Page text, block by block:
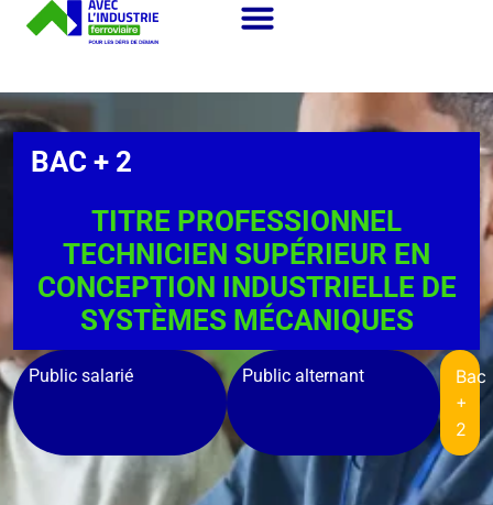
BAC + 2
TITRE PROFESSIONNEL
TECHNICIEN SUPÉRIEUR EN
CONCEPTION INDUSTRIELLE DE
SYSTÈMES MÉCANIQUES
Public salarié Public alternant
Bac
+
2